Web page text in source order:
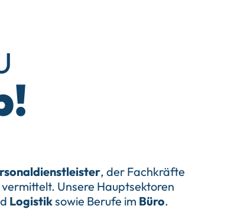
, der Fachkräfte
Unsere Hauptsektoren
Logistiksowie Berufe im Büro.